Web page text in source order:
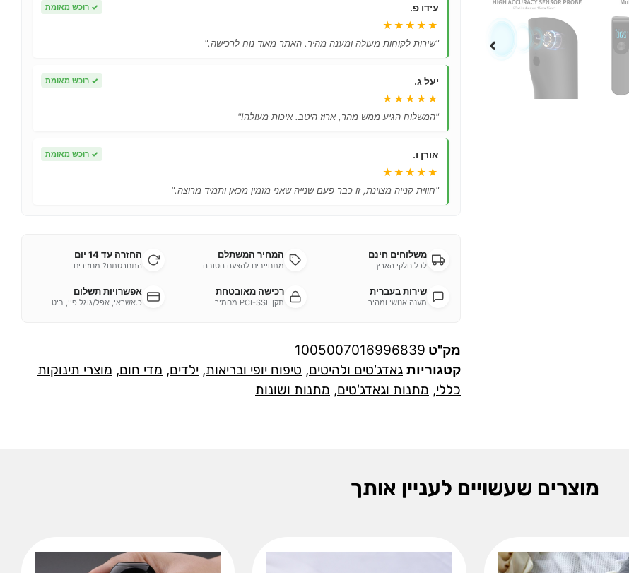
עידו פ. ✓ רוכש מאומת
★★★★★
"שירות לקוחות מעולה ומענה מהיר. האתר מאוד נוח לרכישה."
יעל ג. ✓ רוכש מאומת
★★★★★
"המשלוח הגיע ממש מהר, ארוז היטב. איכות מעולה!"
אורן ו. ✓ רוכש מאומת
★★★★★
"חווית קנייה מצוינת, זו כבר פעם שנייה שאני מזמין מכאן ותמיד מרוצה."
משלוחים חינם
לכל חלקי הארץ
המחיר המשתלם
מתחייבים להצעה הטובה
החזרה עד 14 יום
התחרטתם? מחזירים
שירות בעברית
מענה אנושי ומהיר
רכישה מאובטחת
תקן PCI-SSL מחמיר
אפשרויות תשלום
כ.אשראי, אפל/גוגל פיי, ביט
מק"ט 1005007016996839
קטגוריות גאדג'טים ולהיטים, טיפוח יופי ובריאות, ילדים, מדי חום, מוצרי תינוקות
כללי, מתנות וגאדג'טים, מתנות ושונות
מוצרים שעשויים לעניין אותך